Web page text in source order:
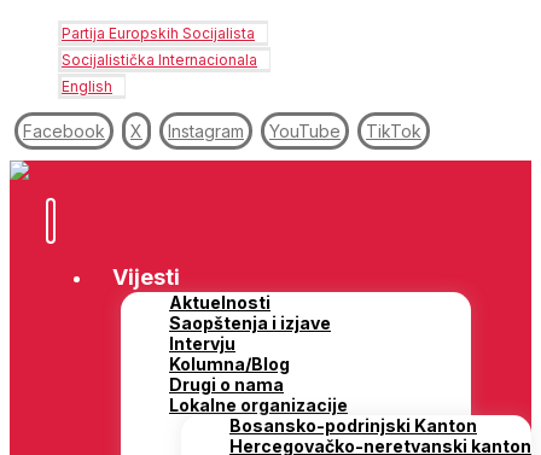
Partija Europskih Socijalista
Socijalistička Internacionala
English
Facebook X Instagram YouTube TikTok
Vijesti
Aktuelnosti
Saopštenja i izjave
Intervju
Kolumna/Blog
Drugi o nama
Lokalne organizacije
Bosansko-podrinjski Kanton
Hercegovačko-neretvanski kanton